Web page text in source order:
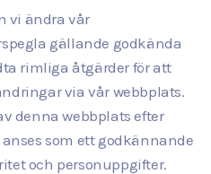
vi ändra vår
gällande godkända
rimliga åtgärder för att
via vår webbplats.
denna webbplats efter
som ett godkännande
och personuppgifter.